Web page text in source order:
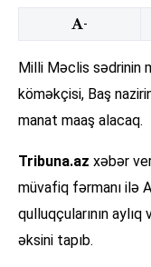
-
Milli Məclis sədrinin
köməkçisi, Baş
manat maaş alacaq.
Tribuna.az xəbər
müvafiq fərmanı ilə
qulluqçularının
əksini tapıb.